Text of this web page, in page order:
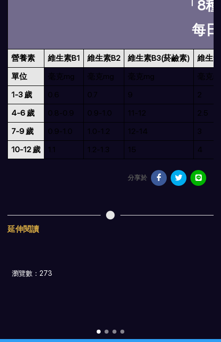
「8
每
營養素 維生素B1 維生素B2 維生素B3(菸鹼素)
維生
單位
毫克mg 毫克mg 毫克mg
毫克
1-3 歲
0.6 0.7 9
2
4-6 歲
0.8-0.9 0.9-1.0 11-12
2.5
7-9 歲
0.9-1.0 1.0-1.2 12-14
3
10-12 歲
1.1 1.2-1.3 15 4
分享於
延伸閱讀
瀏覽數：273